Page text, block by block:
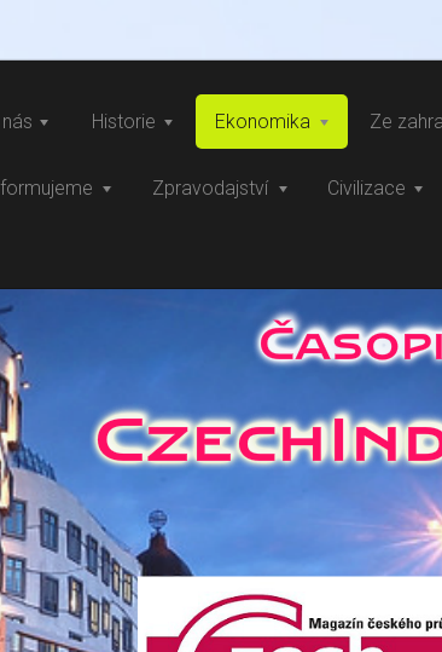
Historie Ekonomika Ze
Zpravodajství Civilizace